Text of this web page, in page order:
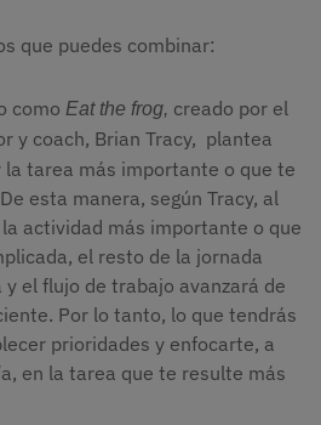
que puedes combinar:
como Eat the frog, creado por el
y coach, Brian Tracy, plantea
la tarea más importante o que te
esta manera, según Tracy, al
actividad más importante o que
el resto de la jornada
el flujo de trabajo avanzará de
Por lo tanto, lo que tendrás
prioridades y enfocarte, a
en la tarea que te resulte más